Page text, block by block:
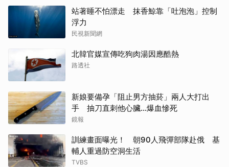
站著睡不怕漂走 抹香鯨靠「吐泡泡」控制
浮力
民視新聞網
北韓官媒宣傳吃狗肉湯因應酷熱
路透社
新娘要備孕「阻止男方抽菸」兩人大打出
手 抽刀直刺他心臟…爆血慘死
鏡報
訓練畫面曝光！ 朝90人飛彈部隊赴俄 基
輔人重過防空洞生活
TVBS